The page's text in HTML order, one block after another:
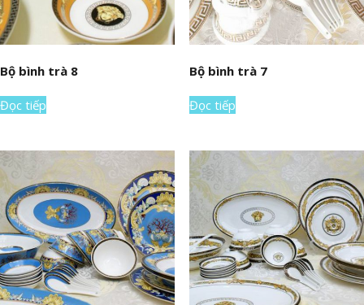
Bộ bình trà 8
Đọc tiếp
Bộ bình trà 7
Đọc tiếp